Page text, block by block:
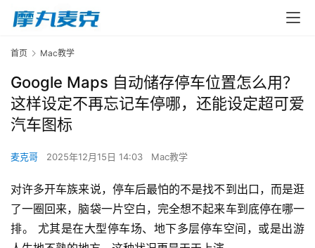
首页 Mac教学
Google Maps 自动储存停车位置怎么用？
这样设定不再忘记车停哪，还能设定超可爱
汽车图标
麦克哥 2025年12月15日 14:03 Mac教学
对许多开车族来说，停车后最怕的不是找不到出口，而是逛
了一圈回来，脑袋一片空白，完全想不起来车到底停在哪一
排。 尤其是在大型停车场、地下多层停车空间，或是出游